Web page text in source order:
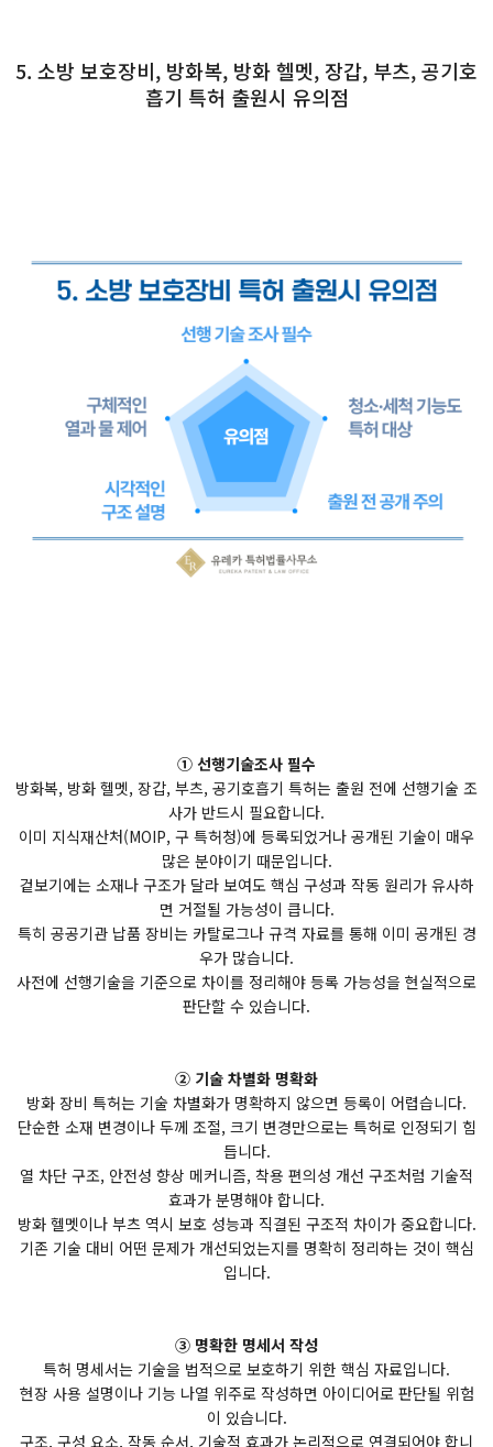
5. 소방 보호장비, 방화복, 방화 헬멧, 장갑, 부츠, 공기호
흡기 특허 출원시 유의점
① 선행기술조사 필수
방화복, 방화 헬멧, 장갑, 부츠, 공기호흡기 특허는 출원 전에 선행기술 조
사가 반드시 필요합니다.
이미 지식재산처(MOIP, 구 특허청)에 등록되었거나 공개된 기술이 매우
많은 분야이기 때문입니다.
겉보기에는 소재나 구조가 달라 보여도 핵심 구성과 작동 원리가 유사하
면 거절될 가능성이 큽니다.
특히 공공기관 납품 장비는 카탈로그나 규격 자료를 통해 이미 공개된 경
우가 많습니다.
사전에 선행기술을 기준으로 차이를 정리해야 등록 가능성을 현실적으로
판단할 수 있습니다.
② 기술 차별화 명확화
방화 장비 특허는 기술 차별화가 명확하지 않으면 등록이 어렵습니다.
단순한 소재 변경이나 두께 조절, 크기 변경만으로는 특허로 인정되기 힘
듭니다.
열 차단 구조, 안전성 향상 메커니즘, 착용 편의성 개선 구조처럼 기술적
효과가 분명해야 합니다.
방화 헬멧이나 부츠 역시 보호 성능과 직결된 구조적 차이가 중요합니다.
기존 기술 대비 어떤 문제가 개선되었는지를 명확히 정리하는 것이 핵심
입니다.
③ 명확한 명세서 작성
특허 명세서는 기술을 법적으로 보호하기 위한 핵심 자료입니다.
현장 사용 설명이나 기능 나열 위주로 작성하면 아이디어로 판단될 위험
이 있습니다.
구조, 구성 요소, 작동 순서, 기술적 효과가 논리적으로 연결되어야 합니